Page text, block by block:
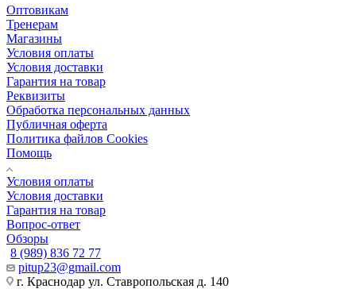
Оптовикам
Тренерам
Магазины
Условия оплаты
Условия доставки
Гарантия на товар
Реквизиты
Обработка персональных данных
Публичная оферта
Политика файлов Cookies
Помощь
Условия оплаты
Условия доставки
Гарантия на товар
Вопрос-ответ
Обзоры
8 (989) 836 72 77
pitup23@gmail.com
г. Краснодар ул. Ставропольская д. 140